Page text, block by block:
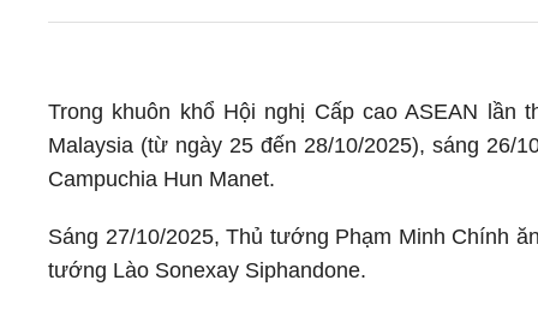
Trong khuôn khổ Hội nghị Cấp cao ASEAN lần
Malaysia (từ ngày 25 đến 28/10/2025), sáng 26/
Campuchia Hun Manet.
Sáng 27/10/2025, Thủ tướng Phạm Minh Chính
tướng Lào Sonexay Siphandone.